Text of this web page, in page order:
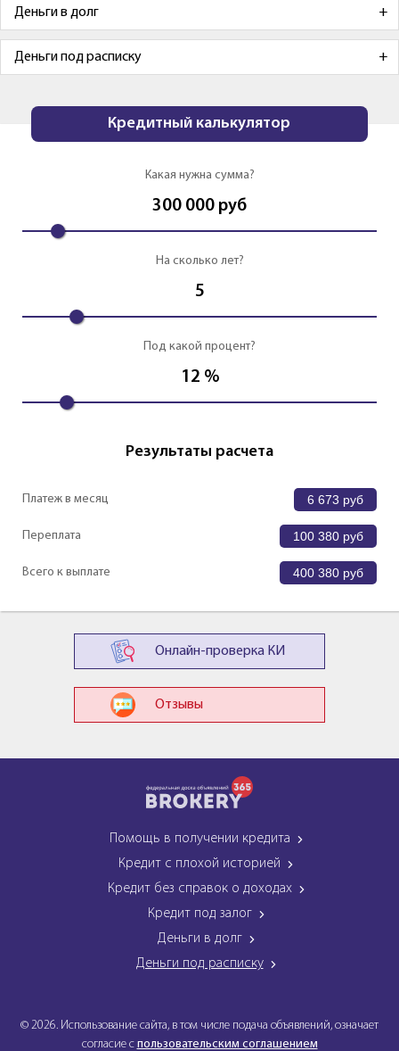
Деньги в долг
Деньги под расписку
Кредитный калькулятор
Какая нужна сумма?
300 000 руб
На сколько лет?
5
Под какой процент?
12 %
Результаты расчета
Платеж в месяц 6 673 руб
Переплата 100 380 руб
Всего к выплате 400 380 руб
Онлайн-проверка КИ
Отзывы
Помощь в получении кредита
Кредит с плохой историей
Кредит без справок о доходах
Кредит под залог
Деньги в долг
Деньги под расписку
© 2026. Использование сайта, в том числе подача объявлений, означает
согласие с пользовательским соглашением